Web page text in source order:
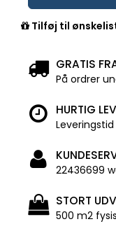
Tilføj til
GRATIS
På ordrer
HURTIG
22436699
STORT
500 m2